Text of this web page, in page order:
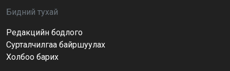
Иргэдийн төлөөлөгчдийн хурлын 2026 оны
нөхөн сонгууль 6 дугаар сарын 21-нд болно
Бидний тухай
Редакцийн бодлого
Сурталчилгаа байршуулах
Холбоо барих